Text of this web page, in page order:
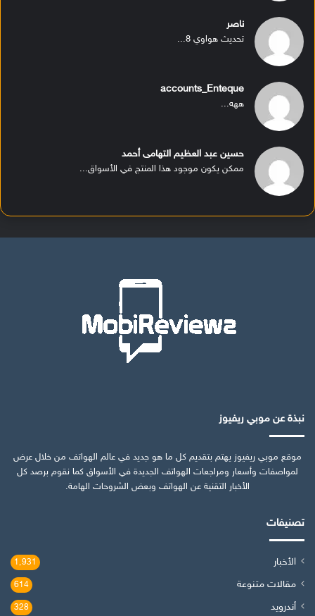
ناصر
تحديث هواوي 8...
accounts_Enteque
ههه...
حسين عبد العظيم التهامى أحمد
ممكن يكون موجود هذا المنتج في الأسواق...
نبذة عن موبي ريفيوز
موقع موبي ريفيوز يهتم بتقديم كل ما هو جديد في عالم الهواتف من خلال عرض
لمواصفات وأسعار ومراجعات الهواتف الجديدة في الأسواق كما نقوم برصد كل
الأخبار التقنية عن الهواتف وبعض الشروحات الهامة.
تصنيفات
الأخبار 1٬931
مقالات متنوعة 614
أندرويد 328